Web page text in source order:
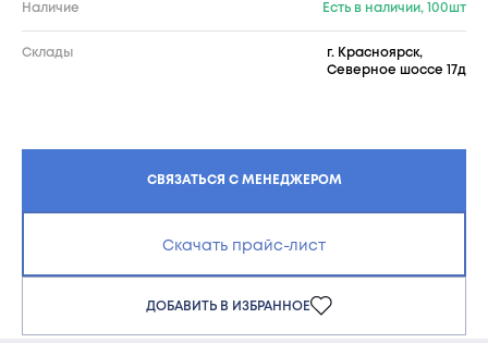
Наличие Есть в наличии, 100шт
Склады
г. Красноярск,
Северное шоссе 17д
СВЯЗАТЬСЯ С МЕНЕДЖЕРОМ
Скачать прайс-лист
ДОБАВИТЬ В ИЗБРАННОЕ